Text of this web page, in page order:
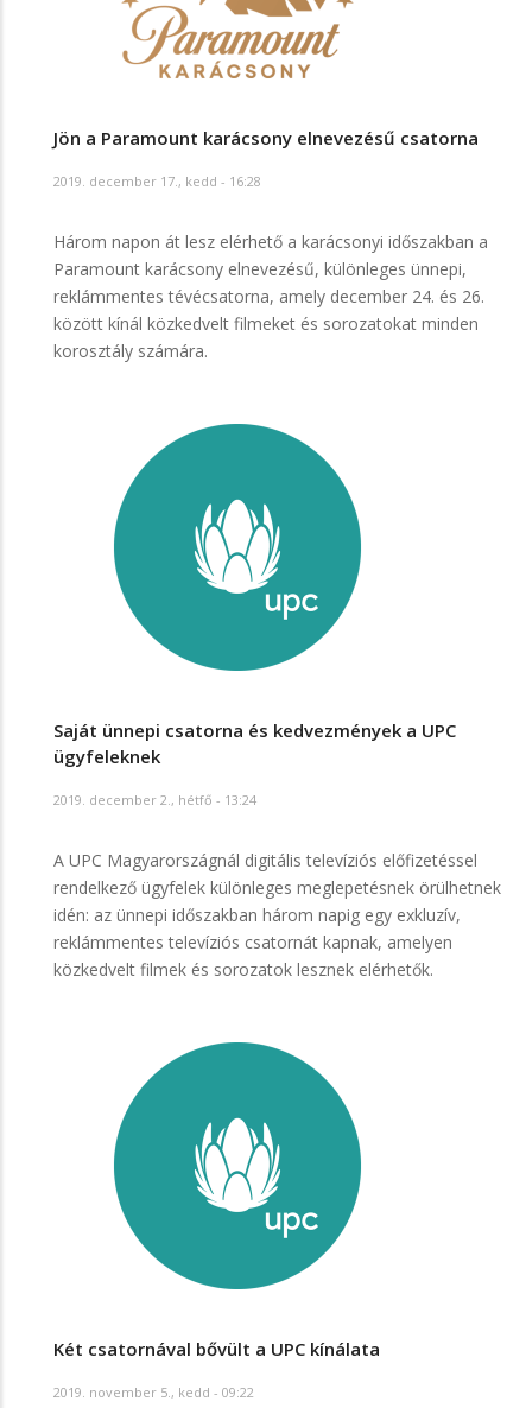
Jön a Paramount karácsony elnevezésű csatorna
2019. december 17., kedd - 16:28
Három napon át lesz elérhető a karácsonyi időszakban a
Paramount karácsony elnevezésű, különleges ünnepi,
reklámmentes tévécsatorna, amely december 24. és 26.
között kínál közkedvelt filmeket és sorozatokat minden
korosztály számára.
Saját ünnepi csatorna és kedvezmények a UPC
ügyfeleknek
2019. december 2., hétfő - 13:24
A UPC Magyarországnál digitális televíziós előfizetéssel
rendelkező ügyfelek különleges meglepetésnek örülhetnek
idén: az ünnepi időszakban három napig egy exkluzív,
reklámmentes televíziós csatornát kapnak, amelyen
közkedvelt filmek és sorozatok lesznek elérhetők.
Két csatornával bővült a UPC kínálata
2019. november 5., kedd - 09:22